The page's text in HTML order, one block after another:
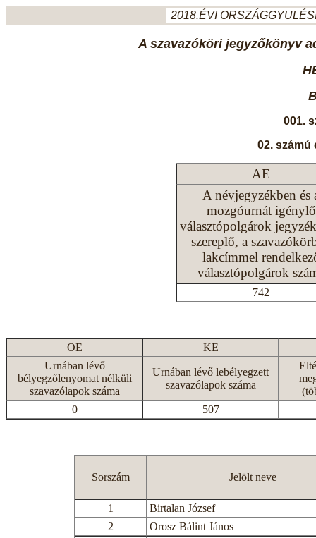
2018.ÉVI
A szavazóköri jegyzőkönyv
001.
02. számú
AE
A névjegyzékben és
mozgóurnát igénylő
választópolgárok
szereplő, a
lakcímmel
választópolgárok
742
OE
KE
Urnában lévő
bélyegzőlenyomat nélküli
szavazólapok száma
Urnában lévő lebélyegzett
szavazólapok száma
0
507
Sorszám Jelölt neve
1
Birtalan József
2
Orosz Bálint János